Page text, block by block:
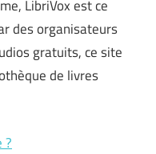
LibriVox est ce
des organisateurs
gratuits, ce site
de livres
?